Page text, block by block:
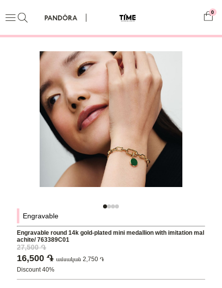
0
Engravable
Engravable round 14k gold-plated mini medallion with imitation mal
achite/ 763389C01
27,500 ֏
16,500 ֏ամսական 2,750 ֏
Discount 40%